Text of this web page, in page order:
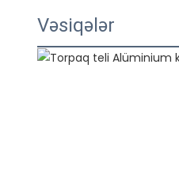
Vəsiqələr